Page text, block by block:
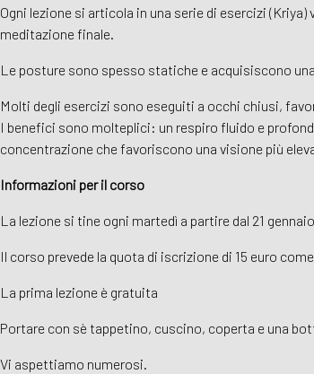
Ogni lezione si articola in una serie di esercizi
meditazione finale.
Le posture sono spesso statiche e acquisiscono
Molti degli esercizi sono eseguiti a occhi chiusi,
I benefici sono molteplici: un respiro fluido e
concentrazione che favoriscono una visione più
Informazioni per il corso
La lezione si tine ogni martedì a partire dal 21
Il corso prevede la quota di iscrizione di 15 euro
La prima lezione è gratuita
Portare con sè tappetino, cuscino, coperta e una
Vi aspettiamo numerosi.